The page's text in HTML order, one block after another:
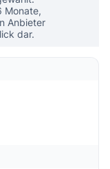
Monate,
Anbieter
dar.